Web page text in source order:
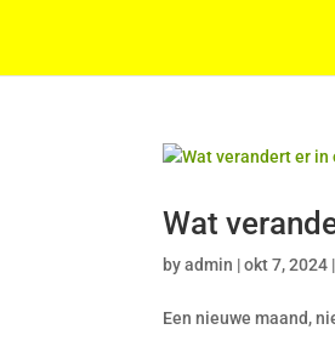
Wat
byadmin |okt 7, 2024
Een nieuwe maand,